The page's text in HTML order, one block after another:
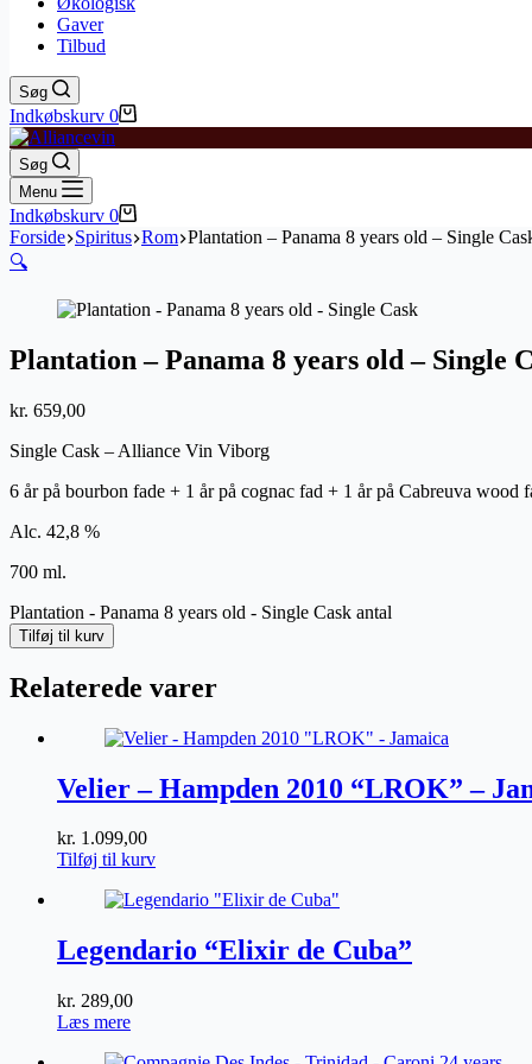
Gaver
Tilbud
Søg
Indkøbskurv 0
Søg
Menu
Indkøbskurv 0
Forside Spiritus Rom Plantation – Panama 8 years old – Single
🔍
Plantation – Panama 8 years old – Single
kr. 659,00
Single Cask – Alliance Vin Viborg
6 år på bourbon fade + 1 år på cognac fad + 1 år på Cabreuva wood
Alc. 42,8 %
700 ml.
Plantation - Panama 8 years old - Single Cask antal
Tilføj til kurv
Relaterede varer
Velier – Hampden 2010 “LROK” –
kr. 1.099,00
Tilføj til kurv
Legendario “Elixir de Cuba”
kr. 289,00
Læs mere